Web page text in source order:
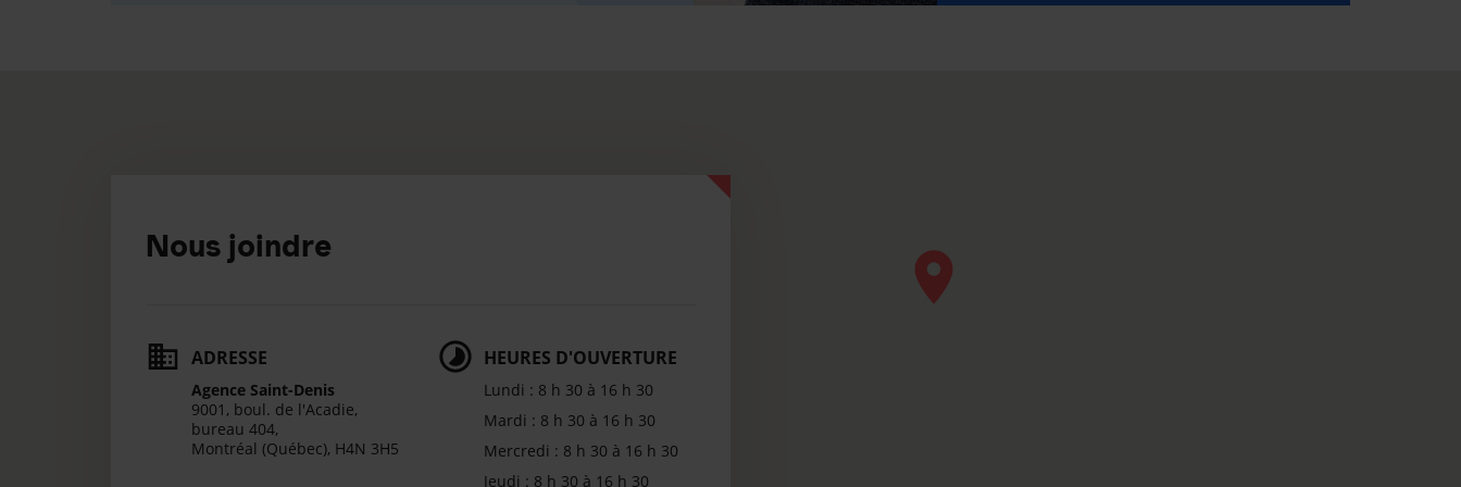
Nous joindre
ADRESSE
Agence Saint-Denis
9001, boul. de l'Acadie,
bureau 404,
Montréal (Québec), H4N 3H5
HEURES D'OUVERTURE
Lundi : 8 h 30 à 16 h 30
Mardi : 8 h 30 à 16 h 30
Mercredi : 8 h 30 à 16 h 30
Jeudi : 8 h 30 à 16 h 30